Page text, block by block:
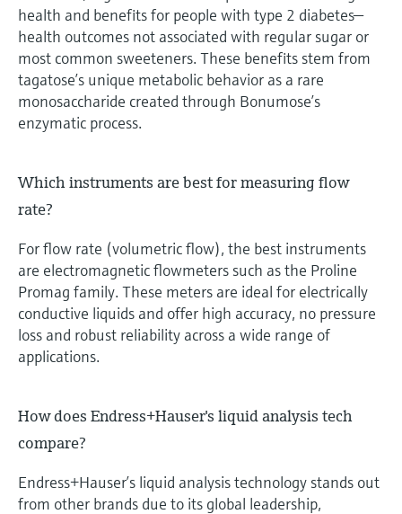
health and benefits for people with type 2 diabetes—
health outcomes not associated with regular sugar or
most common sweeteners. These benefits stem from
tagatose’s unique metabolic behavior as a rare
monosaccharide created through Bonumose’s
enzymatic process.
Which instruments are best for measuring flow
rate?
For flow rate (volumetric flow), the best instruments
are electromagnetic flowmeters such as the Proline
Promag family. These meters are ideal for electrically
conductive liquids and offer high accuracy, no pressure
loss and robust reliability across a wide range of
applications.
How does Endress+Hauser's liquid analysis tech
compare?
Endress+Hauser’s liquid analysis technology stands out
from other brands due to its global leadership,